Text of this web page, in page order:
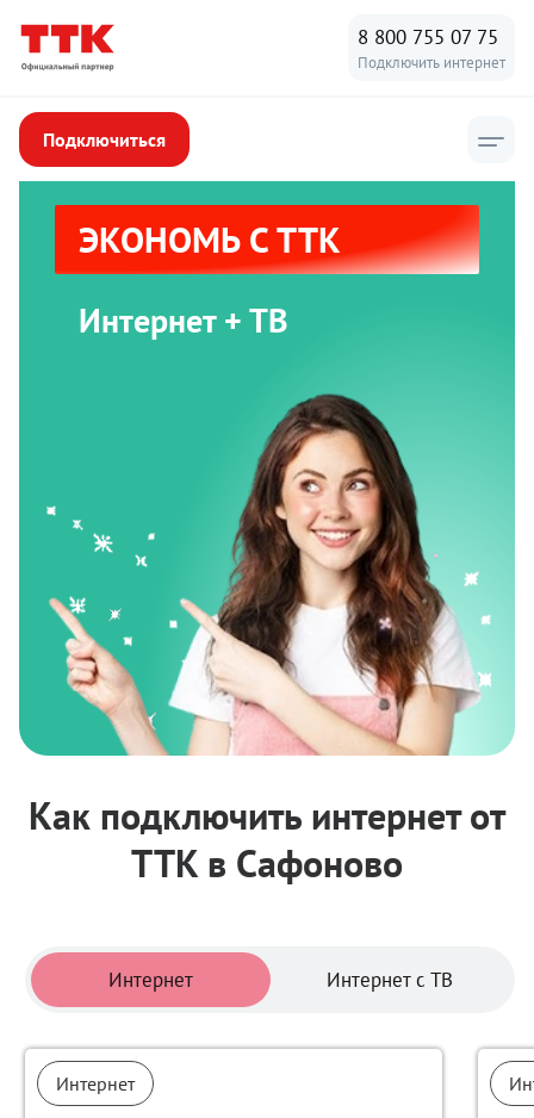
8 800 755 07 75
Подключить интернет
Подключиться
ЭКОНОМЬ С ТТК
Интернет + ТВ
Как подключить интернет от
ТТК в Сафоново
Интернет Интернет с ТВ
Тарифы
Интернет